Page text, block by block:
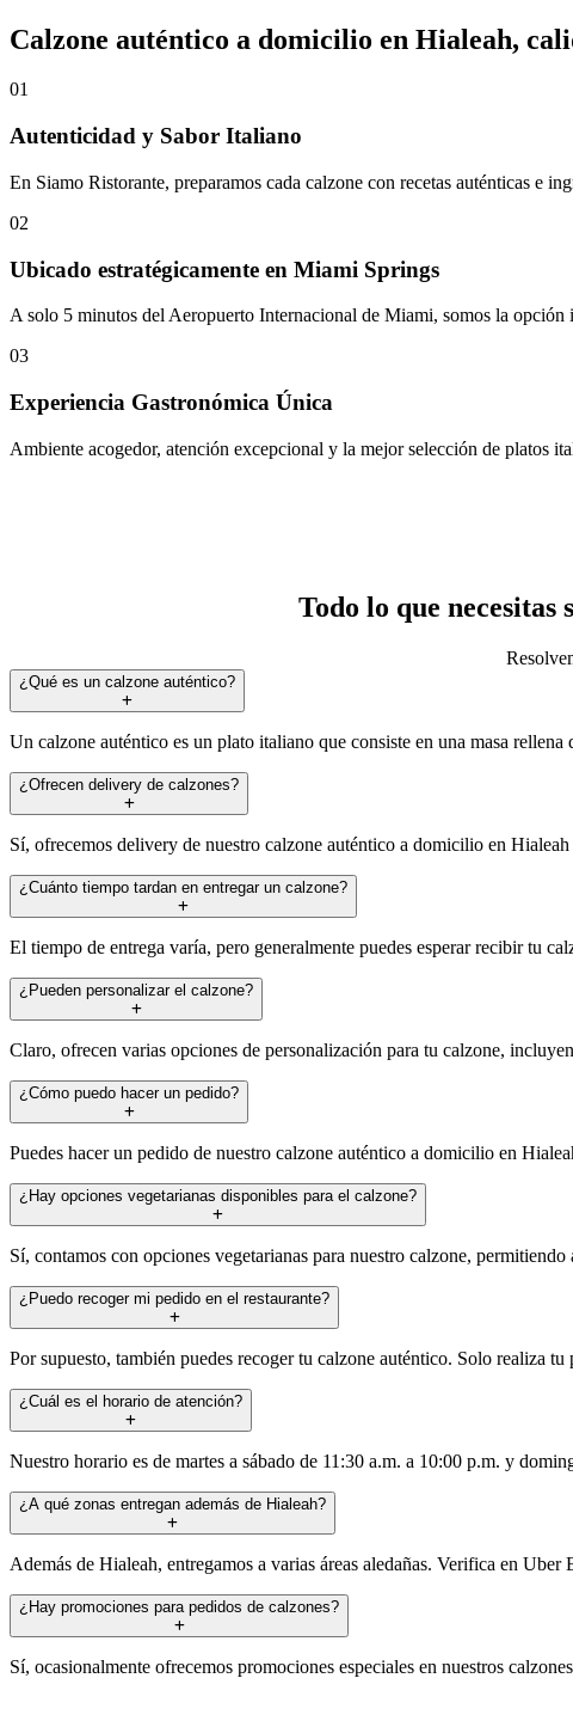
Calzone auténtico a domicilio en Hialeah,
01
Autenticidad y Sabor Italiano
En Siamo Ristorante, preparamos cada calzone con recetas auténticas e
02
Ubicado estratégicamente en Miami Springs
A solo 5 minutos del Aeropuerto Internacional de Miami, somos la
03
Experiencia Gastronómica Única
Ambiente acogedor, atención excepcional y la mejor selección de platos
Todo lo que
¿Qué es un calzone auténtico?
Un calzone auténtico es un plato italiano que consiste en una masa
¿Ofrecen delivery de calzones?
Sí, ofrecemos delivery de nuestro calzone auténtico a domicilio en
¿Cuánto tiempo tardan en entregar un calzone?
El tiempo de entrega varía, pero generalmente puedes esperar recibir tu
¿Pueden personalizar el calzone?
Claro, ofrecen varias opciones de personalización para tu calzone,
¿Cómo puedo hacer un pedido?
Puedes hacer un pedido de nuestro calzone auténtico a domicilio en
¿Hay opciones vegetarianas disponibles para el calzone?
Sí, contamos con opciones vegetarianas para nuestro calzone,
¿Puedo recoger mi pedido en el restaurante?
Por supuesto, también puedes recoger tu calzone auténtico. Solo realiza
¿Cuál es el horario de atención?
Nuestro horario es de martes a sábado de 11:30 a.m. a 10:00 p.m. y
¿A qué zonas entregan además de Hialeah?
Además de Hialeah, entregamos a varias áreas aledañas. Verifica en
¿Hay promociones para pedidos de calzones?
Sí, ocasionalmente ofrecemos promociones especiales en nuestros